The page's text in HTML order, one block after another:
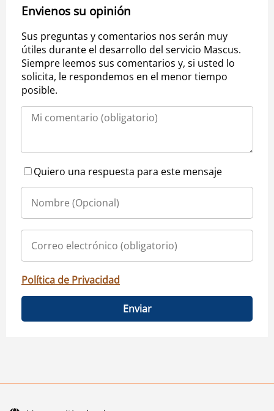
Envienos su opinión
Sus preguntas y comentarios nos serán muy
útiles durante el desarrollo del servicio Mascus.
Siempre leemos sus comentarios y, si usted lo
solicita, le respondemos en el menor tiempo
posible.
Quiero una respuesta para este mensaje
Política de Privacidad
Enviar